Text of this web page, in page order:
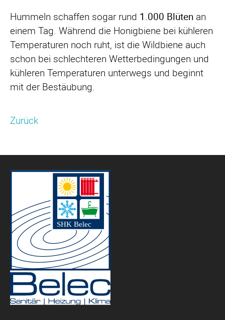
Hummeln schaffen sogar rund 1.000 Blüten an
einem Tag. Während die Honigbiene bei kühleren
Temperaturen noch ruht, ist die Wildbiene auch
schon bei schlechteren Wetterbedingungen und
kühleren Temperaturen unterwegs und beginnt
mit der Bestäubung.
Zurück